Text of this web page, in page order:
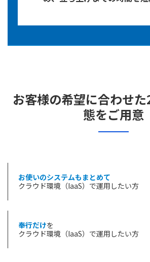
お客様の希望に合わせ
態をご用意
お使いのシステムもまとめて
クラウド環境（IaaS）で運用したい方
奉行だけを
クラウド環境（IaaS）で運用したい方